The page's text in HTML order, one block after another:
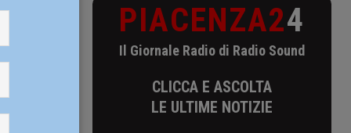
La dietista
La
PIACENZA24
Il Giornale Radio di Radio Sound
CLICCA E ASCOLTA
LE ULTIME NOTIZIE